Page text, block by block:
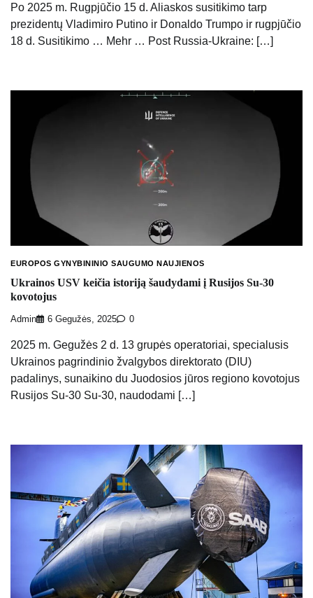
Po 2025 m. Rugpjūčio 15 d. Aliaskos susitikimo tarp
prezidentų Vladimiro Putino ir Donaldo Trumpo ir rugpjūčio
18 d. Susitikimo … Mehr … Post Russia-Ukraine: […]
EUROPOS GYNYBININIO SAUGUMO NAUJIENOS
Ukrainos USV keičia istoriją šaudydami į Rusijos Su-30
kovotojus
Admin 6 Gegužės, 2025 0
2025 m. Gegužės 2 d. 13 grupės operatoriai, specialusis
Ukrainos pagrindinio žvalgybos direktorato (DIU)
padalinys, sunaikino du Juodosios jūros regiono kovotojus
Rusijos Su-30 Su-30, naudodami […]